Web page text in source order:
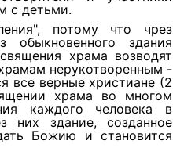
с детьми.
потому что чрез
здания
храма возводят
нерукотворенным -
все верные христиане (2
храма во многом
каждого человека в
них здание, созданное
Божию и становится